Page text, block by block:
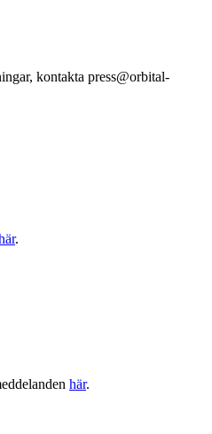
kontakta press@orbital-
.
här.